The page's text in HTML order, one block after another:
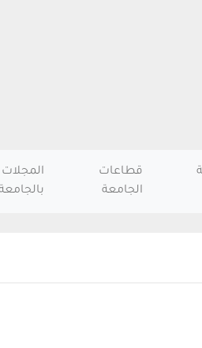
قطاعات
الجامعة
المجلات